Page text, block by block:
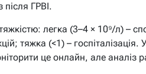
після ГРВІ.
легка (3–4 × 10⁹/л) –
тяжка (<1) –
це онлайн, але аналіз